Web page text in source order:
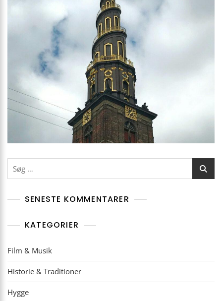
Søg
efter:
SENESTE KOMMENTARER
KATEGORIER
Film & Musik
Historie & Traditioner
Hygge